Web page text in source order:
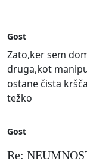
Gost
Zato,ker sem
druga,kot
ostane čista
težko
Gost
Re: